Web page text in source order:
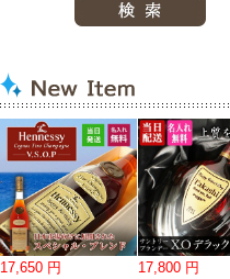
17,650 円 17,800 円